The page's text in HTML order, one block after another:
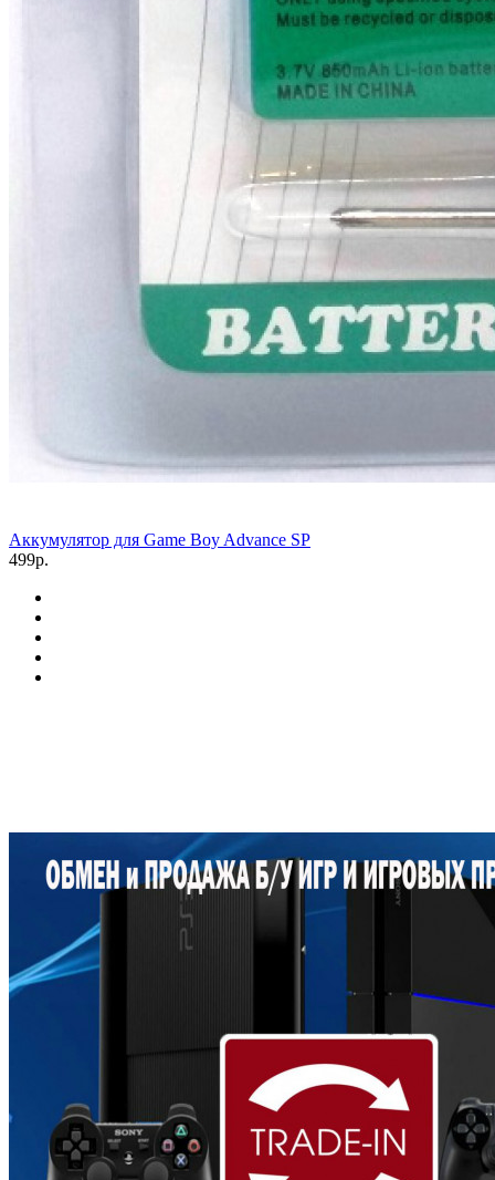
Аккумулятор для Game Boy Advance SP
499р.